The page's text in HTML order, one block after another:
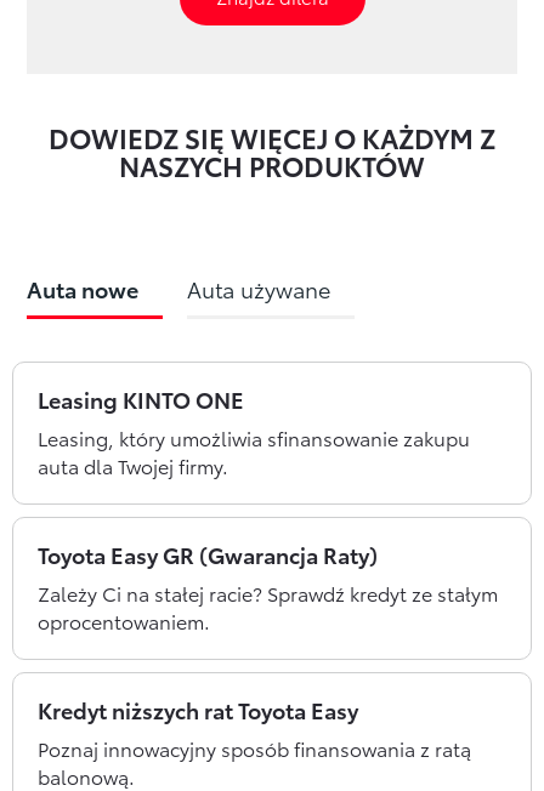
DOWIEDZ SIĘ WIĘCEJ O KAŻDYM Z
NASZYCH PRODUKTÓW
Auta nowe Auta używane
Leasing KINTO ONE
Leasing, który umożliwia sfinansowanie zakupu
auta dla Twojej firmy.
Toyota Easy GR (Gwarancja Raty)
Zależy Ci na stałej racie? Sprawdź kredyt ze stałym
oprocentowaniem.
Kredyt niższych rat Toyota Easy
Poznaj innowacyjny sposób finansowania z ratą
balonową.